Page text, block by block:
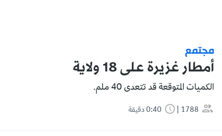
مجتمع
أمطار غزيرة على 18 ولاية
الكميات المتوقعة قد تتعدى 40 ملم.
1788